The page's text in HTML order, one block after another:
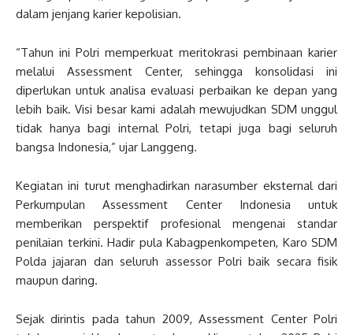
dalam jenjang karier kepolisian.
“Tahun ini Polri memperkuat meritokrasi pembinaan karier
melalui Assessment Center, sehingga konsolidasi ini
diperlukan untuk analisa evaluasi perbaikan ke depan yang
lebih baik. Visi besar kami adalah mewujudkan SDM unggul
tidak hanya bagi internal Polri, tetapi juga bagi seluruh
bangsa Indonesia,” ujar Langgeng.
Kegiatan ini turut menghadirkan narasumber eksternal dari
Perkumpulan Assessment Center Indonesia untuk
memberikan perspektif profesional mengenai standar
penilaian terkini. Hadir pula Kabagpenkompeten, Karo SDM
Polda jajaran dan seluruh assessor Polri baik secara fisik
maupun daring.
Sejak dirintis pada tahun 2009, Assessment Center Polri